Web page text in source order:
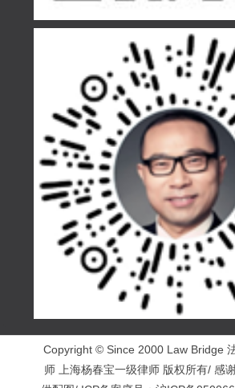
Copyright © Since 2000 Law Bridge
师 上海杨春宝一级律师 版权所有/ 感